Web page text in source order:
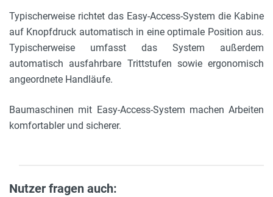
Typischerweise richtet das Easy-Access-System die Kabine
auf Knopfdruck automatisch in eine optimale Position aus.
Typischerweise umfasst das System außerdem
automatisch ausfahrbare Trittstufen sowie ergonomisch
angeordnete Handläufe.
Baumaschinen mit Easy-Access-System machen Arbeiten
komfortabler und sicherer.
Nutzer fragen auch: